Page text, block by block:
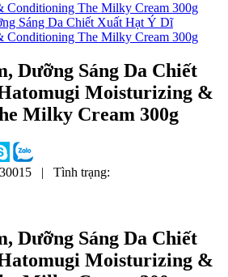
Dưỡng Sáng Da Chiết
Moisturizing &
Milky Cream 300g
| Tình trạng:
Dưỡng Sáng Da Chiết
Moisturizing &